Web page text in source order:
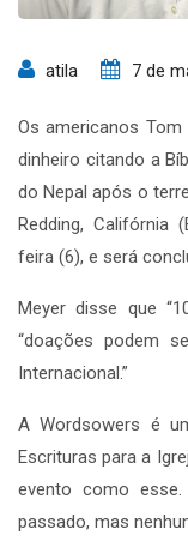
atila 7 de
Os americanos
dinheiro citando a
do Nepal após o
Redding, Califórnia
feira (6), e será
Meyer disse que
“doações podem
Internacional.”
A Wordsowers é
Escrituras para a
evento como
passado, mas